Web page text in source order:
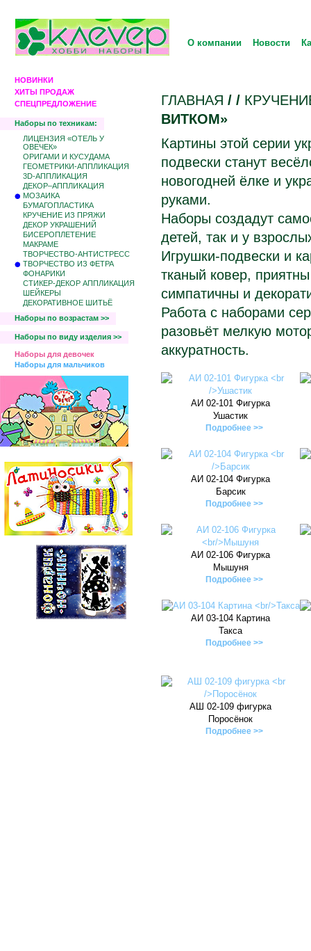
О компании Новости
НОВИНКИ
ХИТЫ ПРОДАЖ
СПЕЦПРЕДЛОЖЕНИЕ
Наборы по техникам:
ЛИЦЕНЗИЯ «ОТЕЛЬ У
ОВЕЧЕК»
ОРИГАМИ И КУСУДАМА
ГЕОМЕТРИКИ-АППЛИКАЦИЯ
3D-АППЛИКАЦИЯ
ДЕКОР–АППЛИКАЦИЯ
МОЗАИКА
БУМАГОПЛАСТИКА
КРУЧЕНИЕ ИЗ ПРЯЖИ
ДЕКОР УКРАШЕНИЙ
БИCЕРОПЛЕТЕНИЕ
МАКРАМЕ
ТВОРЧЕСТВО-АНТИСТРЕСС
ТВОРЧЕСТВО ИЗ ФЕТРА
ФОНАРИКИ
СТИКЕР-ДЕКОР АППЛИКАЦИЯ
ШЕЙКЕРЫ
ДЕКОРАТИВНОЕ ШИТЬЁ
Наборы по возрастам >>
Наборы по виду изделия >>
Наборы для девочек
Наборы для мальчиков
ГЛАВНАЯ / /
ВИТКОМ»
Картины этой серии
подвески станут
новогодней ёлке и
руками.
Наборы создадут
детей, так и у
Игрушки-подвески и
тканый ковер,
симпатичны и
Работа с наборами
разовьёт мелкую
аккуратность.
АИ 02-101 Фигурка
Ушастик
Подробнее >>
АИ 02-104 Фигурка
Барсик
Подробнее >>
АИ 02-106 Фигурка
Мышуня
Подробнее >>
АИ 03-104 Картина
Такса
Подробнее >>
АШ 02-109 фигурка
Поросёнок
Подробнее >>